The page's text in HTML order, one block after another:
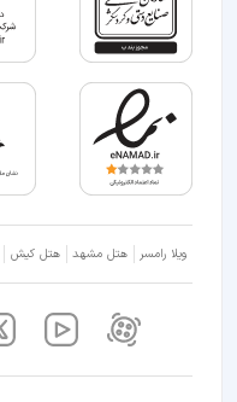
ویلا رامسر هتل مشهد هتل کیش